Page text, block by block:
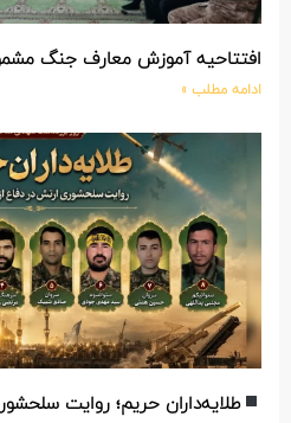
افتتاحیه آموزش معارف جنگ
ادامه مطلب »
طلایه‌داران حریم؛ روایت